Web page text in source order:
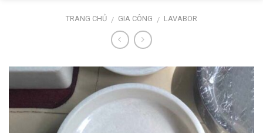
TRANG CHỦ / GIA CÔNG / LAVABOR